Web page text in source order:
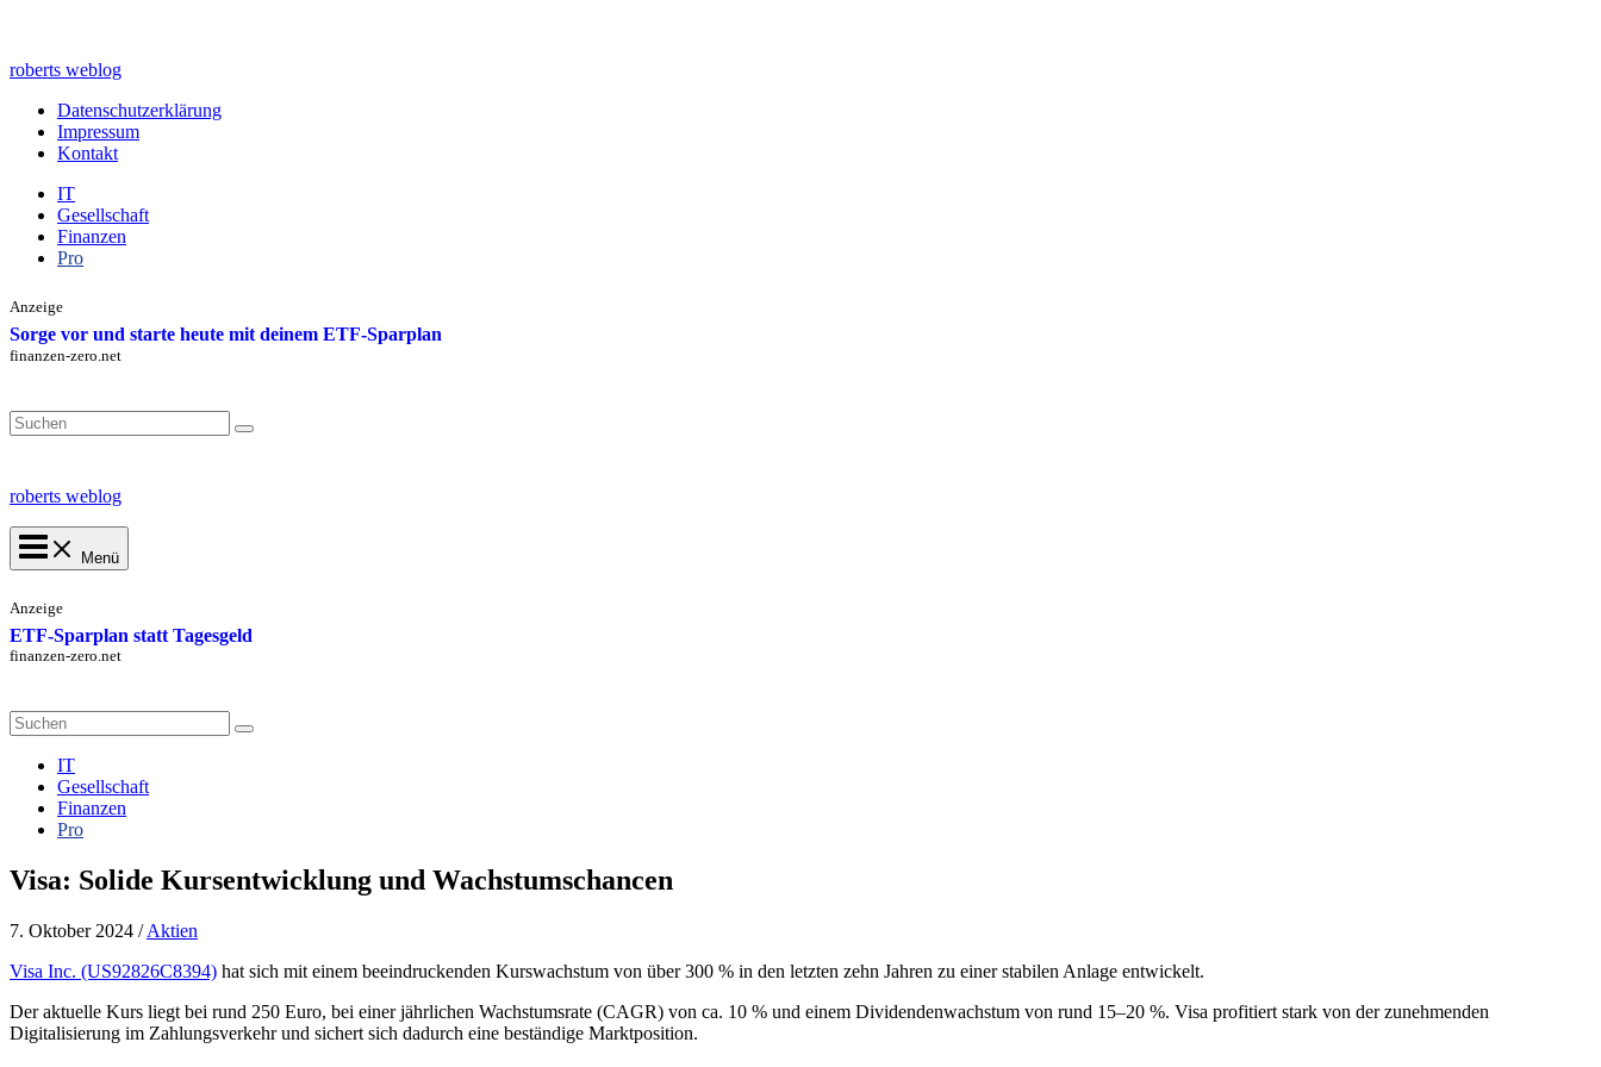
springen
roberts weblog
Datenschutzerklärung
Impressum
Kontakt
IT
Gesellschaft
Finanzen
Pro
Anzeige
Sorge vor und starte heute mit deinem ETF-Sparplan
finanzen-zero.net
Search
for:
roberts weblog
Menü
Anzeige
ETF-Sparplan statt Tagesgeld
finanzen-zero.net
Search
for:
IT
Gesellschaft
Finanzen
Pro
Visa: Solide Kursentwicklung und Wachstumschancen
7. Oktober 2024 /Aktien
Visa Inc. (US92826C8394) hat sich mit einem beeindruckenden Kurswachstum von über 300 % in den letzten zehn Jahren zu einer stabilen Anlage entwickelt.
Der aktuelle Kurs liegt bei rund 250 Euro, bei einer jährlichen Wachstumsrate (CAGR) von ca. 10 % und einem Dividendenwachstum von rund 15–20 %. Visa profitiert stark von der zunehmenden
Digitalisierung im Zahlungsverkehr und sichert sich dadurch eine beständige Marktposition.